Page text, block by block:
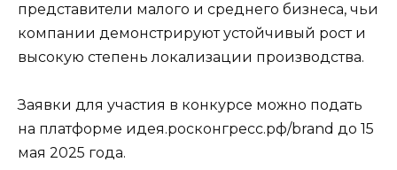
представители малого и среднего бизнеса, чьи
компании демонстрируют устойчивый рост и
высокую степень локализации производства.
Заявки для участия в конкурсе можно подать
на платформе идея.росконгресс.рф/brand до 15
мая 2025 года.